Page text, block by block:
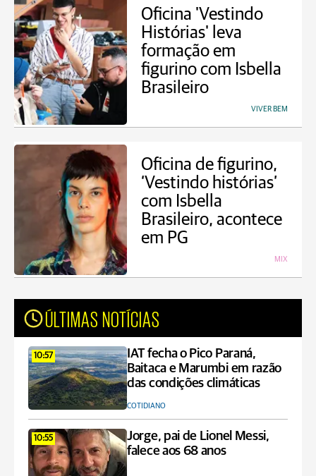
Oficina 'Vestindo
Histórias' leva
formação em
figurino com Isbella
Brasileiro
VIVER BEM
Oficina de figurino,
‘Vestindo histórias’
com Isbella
Brasileiro, acontece
em PG
MIX
ÚLTIMAS NOTÍCIAS
10:57
IAT fecha o Pico Paraná,
Baitaca e Marumbi em razão
das condições climáticas
COTIDIANO
10:55
Jorge, pai de Lionel Messi,
falece aos 68 anos